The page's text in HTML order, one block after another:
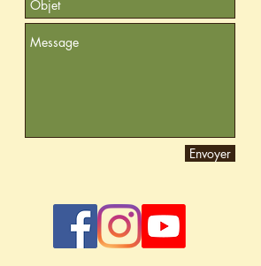
Envoyer